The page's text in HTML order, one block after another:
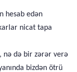
hesab edən
nicat tapa
nə də bir zərər verə
bizdən ötrü